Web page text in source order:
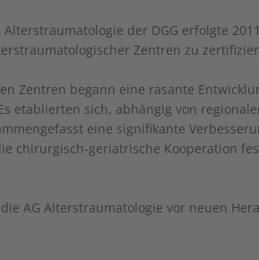
der DGG erfolgte
Zentren zu
Zentren begann eine rasante
etablierten sich, abhängig von
eine signifikante
chirurgisch-geriatrische Kooperation
AG Alterstraumatologie vor neuen